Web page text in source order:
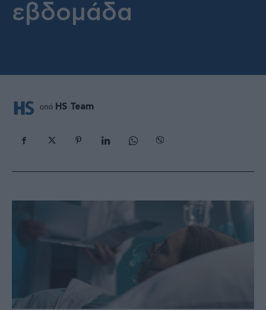
εβδομάδα
από HS Team